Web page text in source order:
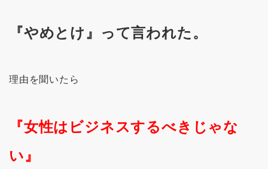
『やめとけ』って言われた。
理由を聞いたら
『女性はビジネスするべきじゃな
い』